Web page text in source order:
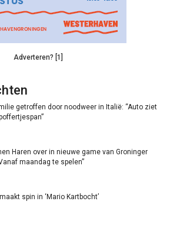
Adverteren? [1]
getroffen door noodweer in Italië: “Auto ziet
Haren over in nieuwe game van Groninger
maandag te spelen”
spin in ‘Mario Kartbocht’